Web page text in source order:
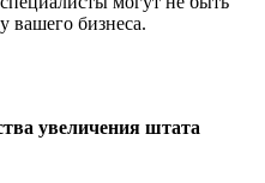
вашего бизнеса.
увеличения штата